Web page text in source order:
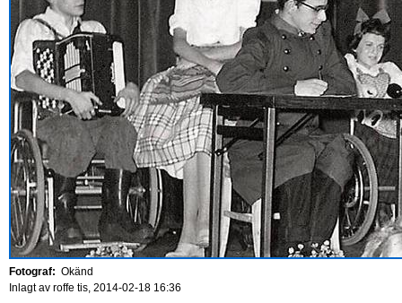
Fotograf: Okänd
Inlagt av roffe tis, 2014-02-18 16:36